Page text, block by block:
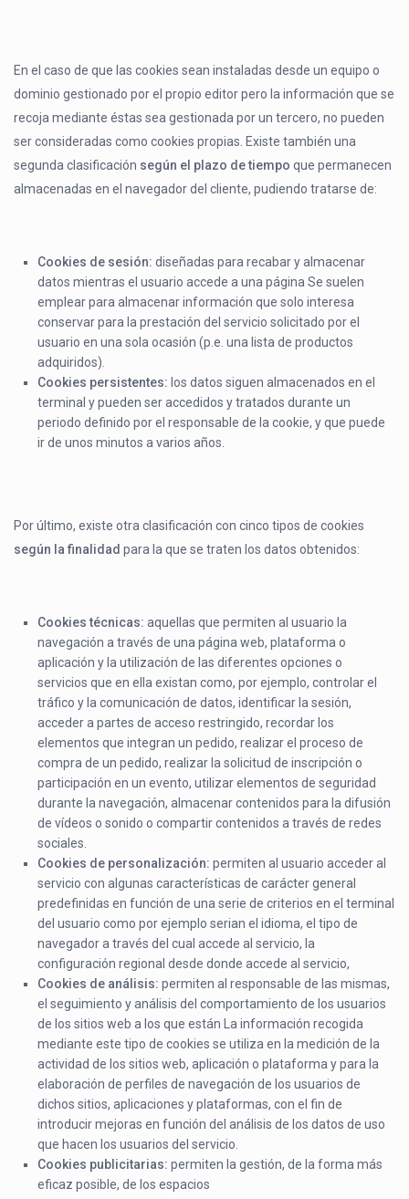
En el caso de que las cookies sean instaladas desde un equipo o
dominio gestionado por el propio editor pero la información que se
recoja mediante éstas sea gestionada por un tercero, no pueden
ser consideradas como cookies propias. Existe también una
segunda clasificación según el plazo de tiempo que permanecen
almacenadas en el navegador del cliente, pudiendo tratarse de:
Cookies de sesión: diseñadas para recabar y almacenar
datos mientras el usuario accede a una página Se suelen
emplear para almacenar información que solo interesa
conservar para la prestación del servicio solicitado por el
usuario en una sola ocasión (p.e. una lista de productos
adquiridos).
Cookies persistentes: los datos siguen almacenados en el
terminal y pueden ser accedidos y tratados durante un
periodo definido por el responsable de la cookie, y que puede
ir de unos minutos a varios años.
Por último, existe otra clasificación con cinco tipos de cookies
según la finalidad para la que se traten los datos obtenidos:
Cookies técnicas: aquellas que permiten al usuario la
navegación a través de una página web, plataforma o
aplicación y la utilización de las diferentes opciones o
servicios que en ella existan como, por ejemplo, controlar el
tráfico y la comunicación de datos, identificar la sesión,
acceder a partes de acceso restringido, recordar los
elementos que integran un pedido, realizar el proceso de
compra de un pedido, realizar la solicitud de inscripción o
participación en un evento, utilizar elementos de seguridad
durante la navegación, almacenar contenidos para la difusión
de vídeos o sonido o compartir contenidos a través de redes
sociales.
Cookies de personalización: permiten al usuario acceder al
servicio con algunas características de carácter general
predefinidas en función de una serie de criterios en el terminal
del usuario como por ejemplo serian el idioma, el tipo de
navegador a través del cual accede al servicio, la
configuración regional desde donde accede al servicio,
Cookies de análisis: permiten al responsable de las mismas,
el seguimiento y análisis del comportamiento de los usuarios
de los sitios web a los que están La información recogida
mediante este tipo de cookies se utiliza en la medición de la
actividad de los sitios web, aplicación o plataforma y para la
elaboración de perfiles de navegación de los usuarios de
dichos sitios, aplicaciones y plataformas, con el fin de
introducir mejoras en función del análisis de los datos de uso
que hacen los usuarios del servicio.
Cookies publicitarias: permiten la gestión, de la forma más
eficaz posible, de los espacios